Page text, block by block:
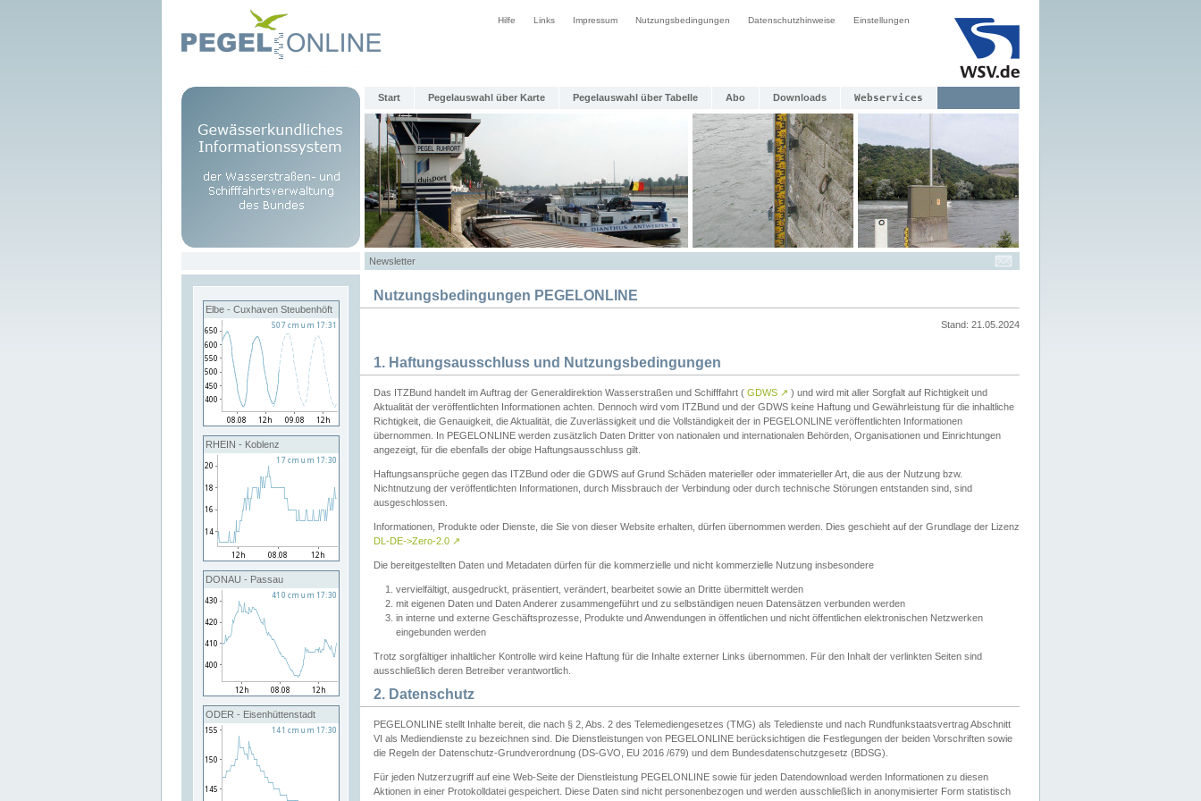
Hilfe Links Impressum Nutzungsbedingungen Datenschutzhinweise Einstellungen
Start Pegelauswahl über Karte Pegelauswahl über Tabelle Abo Downloads Webservices
Newsletter
Elbe - Cuxhaven Steubenhöft
RHEIN - Koblenz
DONAU - Passau
ODER - Eisenhüttenstadt
Nutzungsbedingungen PEGELONLINE
Stand: 21.05.2024
1. Haftungsausschluss und Nutzungsbedingungen
Das ITZBund handelt im Auftrag der Generaldirektion Wasserstraßen und Schifffahrt ( GDWS ↗ ) und wird mit aller Sorgfalt auf Richtigkeit und
Aktualität der veröffentlichten Informationen achten. Dennoch wird vom ITZBund und der GDWS keine Haftung und Gewährleistung für die inhaltliche
Richtigkeit, die Genauigkeit, die Aktualität, die Zuverlässigkeit und die Vollständigkeit der in PEGELONLINE veröffentlichten Informationen
übernommen. In PEGELONLINE werden zusätzlich Daten Dritter von nationalen und internationalen Behörden, Organisationen und Einrichtungen
angezeigt, für die ebenfalls der obige Haftungsausschluss gilt.
Haftungsansprüche gegen das ITZBund oder die GDWS auf Grund Schäden materieller oder immaterieller Art, die aus der Nutzung bzw.
Nichtnutzung der veröffentlichten Informationen, durch Missbrauch der Verbindung oder durch technische Störungen entstanden sind, sind
ausgeschlossen.
Informationen, Produkte oder Dienste, die Sie von dieser Website erhalten, dürfen übernommen werden. Dies geschieht auf der Grundlage der Lizenz
DL-DE->Zero-2.0 ↗
Die bereitgestellten Daten und Metadaten dürfen für die kommerzielle und nicht kommerzielle Nutzung insbesondere
vervielfältigt, ausgedruckt, präsentiert, verändert, bearbeitet sowie an Dritte übermittelt werden
mit eigenen Daten und Daten Anderer zusammengeführt und zu selbständigen neuen Datensätzen verbunden werden
in interne und externe Geschäftsprozesse, Produkte und Anwendungen in öffentlichen und nicht öffentlichen elektronischen Netzwerken
eingebunden werden
Trotz sorgfältiger inhaltlicher Kontrolle wird keine Haftung für die Inhalte externer Links übernommen. Für den Inhalt der verlinkten Seiten sind
ausschließlich deren Betreiber verantwortlich.
2. Datenschutz
PEGELONLINE stellt Inhalte bereit, die nach § 2, Abs. 2 des Telemediengesetzes (TMG) als Teledienste und nach Rundfunkstaatsvertrag Abschnitt
VI als Mediendienste zu bezeichnen sind. Die Dienstleistungen von PEGELONLINE berücksichtigen die Festlegungen der beiden Vorschriften sowie
die Regeln der Datenschutz-Grundverordnung (DS-GVO, EU 2016 /679) und dem Bundesdatenschutzgesetz (BDSG).
Für jeden Nutzerzugriff auf eine Web-Seite der Dienstleistung PEGELONLINE sowie für jeden Datendownload werden Informationen zu diesen
Aktionen in einer Protokolldatei gespeichert. Diese Daten sind nicht personenbezogen und werden ausschließlich in anonymisierter Form statistisch